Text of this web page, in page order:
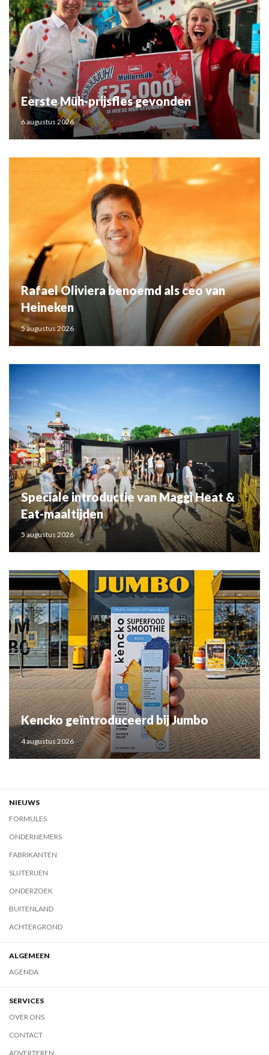
Eerste Müh-prijsfles gevonden
6 augustus 2026
Rafael Oliviera benoemd als ceo van
Heineken
5 augustus 2026
Speciale introductie van Maggi Heat &
Eat-maaltijden
5 augustus 2026
Kencko geïntroduceerd bij Jumbo
4 augustus 2026
NIEUWS
FORMULES
ONDERNEMERS
FABRIKANTEN
SLIJTERIJEN
ONDERZOEK
BUITENLAND
ACHTERGROND
ALGEMEEN
AGENDA
SERVICES
OVER ONS
CONTACT
ADVERTEREN